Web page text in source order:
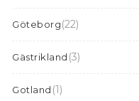
Göteborg(22)
Gästrikland (3)
Gotland (1)